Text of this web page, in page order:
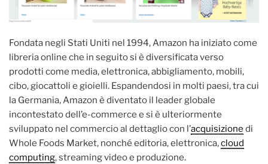
Fondata negli Stati Uniti nel 1994, Amazon ha iniziato come
libreria online che in seguito si è diversificata verso
prodotti come media, elettronica, abbigliamento, mobili,
cibo, giocattoli e gioielli. Espandendosi in molti paesi, tra cui
la Germania, Amazon è diventato il leader globale
incontestato dell’e-commerce e si è ulteriormente
sviluppato nel commercio al dettaglio con l’acquisizione di
Whole Foods Market, nonché editoria, elettronica,cloud
computing, streaming video e produzione.